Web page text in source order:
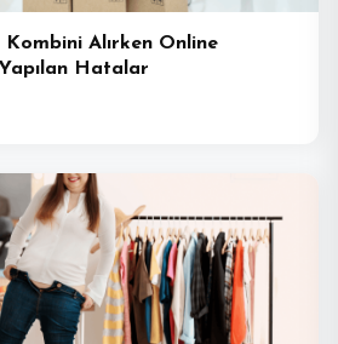
Alırken Online
Hatalar